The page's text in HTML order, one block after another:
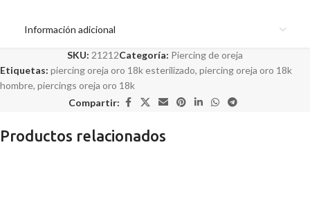
Información adicional
SKU: 21212Categoría: Piercing de oreja
Etiquetas: piercing oreja oro 18k esterilizado, piercing oreja oro 18k
hombre, piercings oreja oro 18k
Compartir:
Productos relacionados